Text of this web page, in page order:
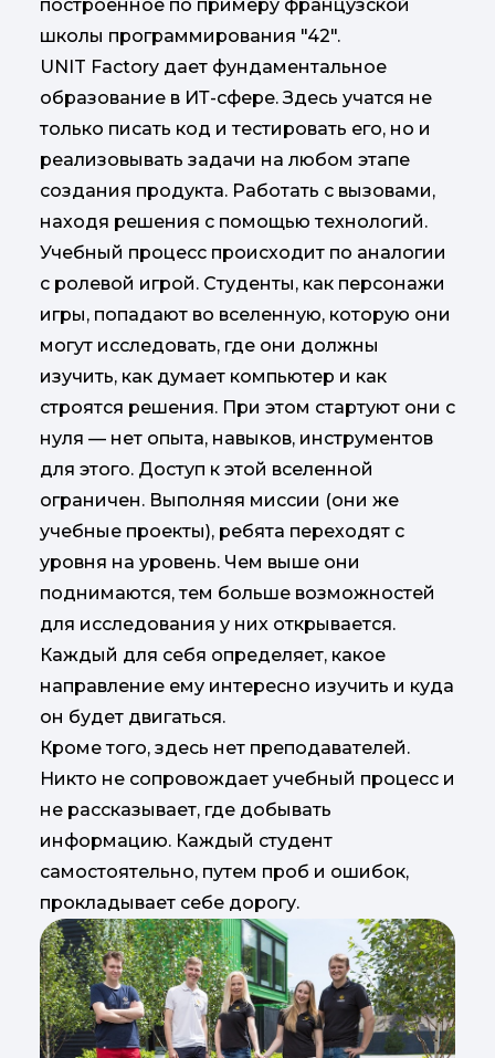
построенное по примеру французской
школы программирования "42".
UNIT Factory дает фундаментальное
образование в ИТ-сфере. Здесь учатся не
только писать код и тестировать его, но и
реализовывать задачи на любом этапе
создания продукта. Работать с вызовами,
находя решения с помощью технологий.
Учебный процесс происходит по аналогии
с ролевой игрой. Студенты, как персонажи
игры, попадают во вселенную, которую они
могут исследовать, где они должны
изучить, как думает компьютер и как
строятся решения. При этом стартуют они с
нуля — нет опыта, навыков, инструментов
для этого. Доступ к этой вселенной
ограничен. Выполняя миссии (они же
учебные проекты), ребята переходят с
уровня на уровень. Чем выше они
поднимаются, тем больше возможностей
для исследования у них открывается.
Каждый для себя определяет, какое
направление ему интересно изучить и куда
он будет двигаться.
Кроме того, здесь нет преподавателей.
Никто не сопровождает учебный процесс и
не рассказывает, где добывать
информацию. Каждый студент
самостоятельно, путем проб и ошибок,
прокладывает себе дорогу.